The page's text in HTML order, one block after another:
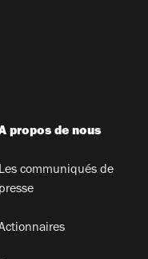
propos de nous
Les communiqués de
presse